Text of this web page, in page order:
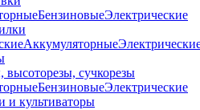
БензиновыеЭлектрические
Аккумуляторные
высоторезы, сучкорезы
БензиновыеЭлектрические
и культиваторы